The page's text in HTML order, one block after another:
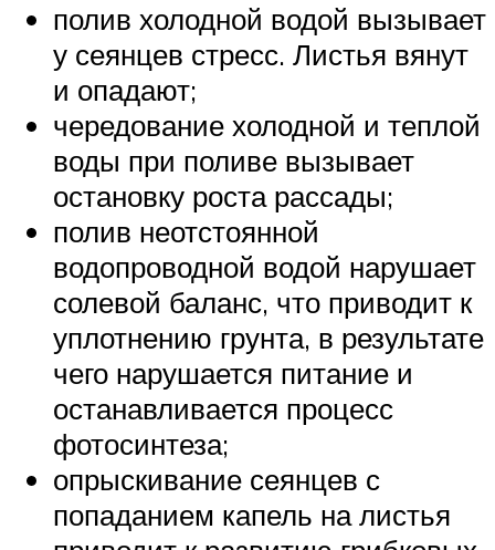
полив холодной водой вызывает
у сеянцев стресс. Листья вянут
и опадают;
чередование холодной и теплой
воды при поливе вызывает
остановку роста рассады;
полив неотстоянной
водопроводной водой нарушает
солевой баланс, что приводит к
уплотнению грунта, в результате
чего нарушается питание и
останавливается процесс
фотосинтеза;
опрыскивание сеянцев с
попаданием капель на листья